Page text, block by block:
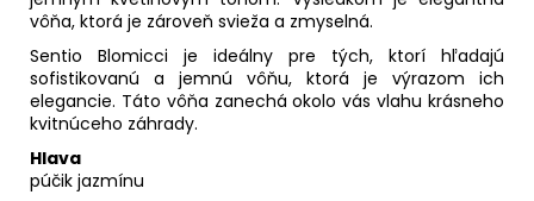
vôňa, ktorá je zároveň svieža a zmyselná.
Sentio Blomicci je ideálny pre tých, ktorí hľadajú
sofistikovanú a jemnú vôňu, ktorá je výrazom ich
elegancie. Táto vôňa zanechá okolo vás vlahu krásneho
kvitnúceho záhrady.
Hlava
púčik jazmínu